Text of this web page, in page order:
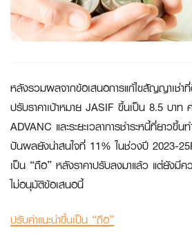
หลังรวมผลจากข้อเสนอการแก้ไขสัญญาเช่า
ปรับราคาเป้าหมาย JASIF ขึ้นเป็น 8.5 บาท
ADVANC และระยะเวลาการชำระหนี้ที่ยาวขึ้
ปันผลยังน่าสนใจที่ 11% ในช่วงปี 2023-
เป็น “ถือ” หลังราคาปรับลงมาแล้ว แต่ยังมี
ไม่อนุมัติข้อเสนอนี้
ปรับคำแนะนำขึ้นเป็น “ถือ”